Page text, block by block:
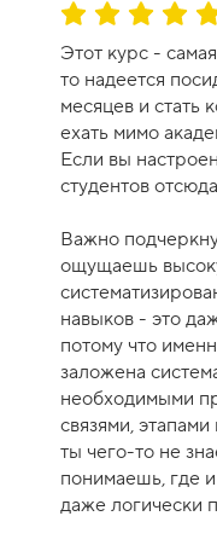
1
0
О
ц
е
н
к
а
к
у
р
с
а
-
1
0
Этот курс -
то надеется
месяцев и стать
ехать мимо
Если вы
студентов
Важно
ощущаешь
навыков - это
потому что
заложена
необходимыми
связями,
ты чего-то не
понимаешь, где
даже логически